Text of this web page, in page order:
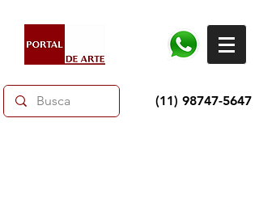
(11) 98747-5647